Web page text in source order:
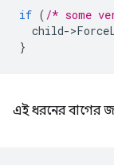
if ( /* some
child->
}
এই ধরনের বাগের